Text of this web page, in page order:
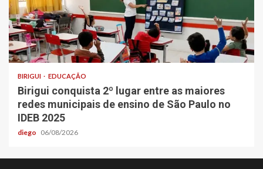
BIRIGUI EDUCAÇÃO
Birigui conquista 2º lugar entre as maiores
redes municipais de ensino de São Paulo no
IDEB 2025
diego 06/08/2026